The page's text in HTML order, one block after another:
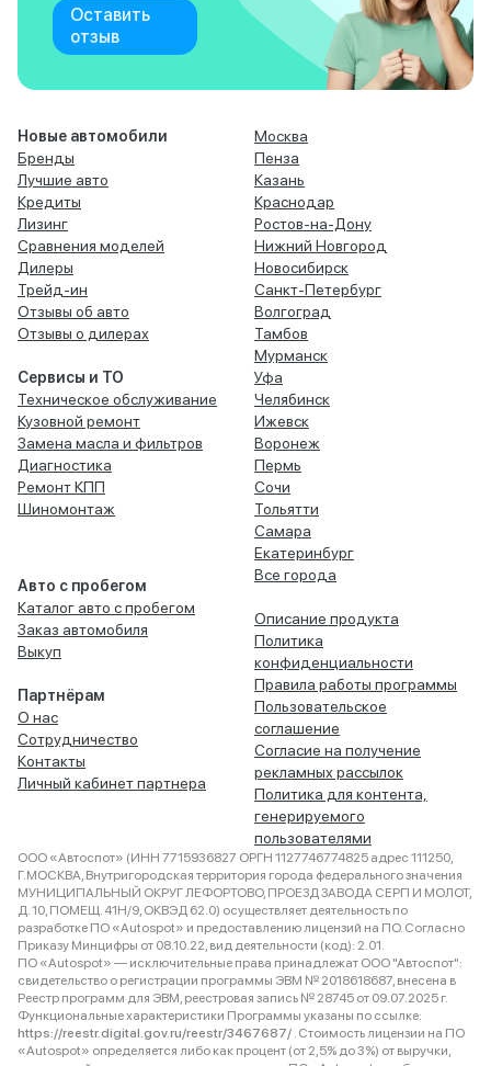
Оставить
отзыв
Новые автомобили
Бренды
Лучшие авто
Кредиты
Лизинг
Сравнения моделей
Дилеры
Трейд-ин
Отзывы об авто
Отзывы о дилерах
Сервисы и ТО
Техническое обслуживание
Кузовной ремонт
Замена масла и фильтров
Диагностика
Ремонт КПП
Шиномонтаж
Авто с пробегом
Каталог авто с пробегом
Заказ автомобиля
Выкуп
Партнёрам
О нас
Сотрудничество
Контакты
Личный кабинет партнера
Москва
Пенза
Казань
Краснодар
Ростов-на-Дону
Нижний Новгород
Новосибирск
Санкт-Петербург
Волгоград
Тамбов
Мурманск
Уфа
Челябинск
Ижевск
Воронеж
Пермь
Сочи
Тольятти
Самара
Екатеринбург
Все города
Описание продукта
Политика
конфиденциальности
Правила работы программы
Пользовательское
соглашение
Согласие на получение
рекламных рассылок
Политика для контента,
генерируемого
пользователями
ООО «Автоспот» (ИНН 7715936827 ОРГН 1127746774825 адрес 111250,
Г.МОСКВА, Внутригородская территория города федерального значения
МУНИЦИПАЛЬНЫЙ ОКРУГ ЛЕФОРТОВО, ПРОЕЗД ЗАВОДА СЕРП И МОЛОТ,
Д. 10, ПОМЕЩ. 41Н/9, ОКВЭД 62.0) осуществляет деятельность по
разработке ПО «Autospot» и предоставлению лицензий на ПО. Согласно
Приказу Минцифры от 08.10.22, вид деятельности (код): 2.01.
ПО «Autospot» — исключительные права принадлежат ООО "Автоспот":
свидетельство о регистрации программы ЭВМ № 2018618687, внесена в
Реестр программ для ЭВМ, реестровая запись № 28745 от 09.07.2025 г.
Функциональные характеристики Программы указаны по ссылке:
https://reestr.digital.gov.ru/reestr/3467687/ . Стоимость лицензии на ПО
«Autospot» определяется либо как процент (от 2,5% до 3%) от выручки,